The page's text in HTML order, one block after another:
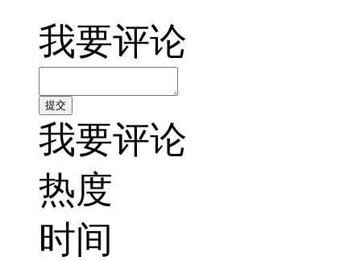
我要评论
我要评论
热度
时间